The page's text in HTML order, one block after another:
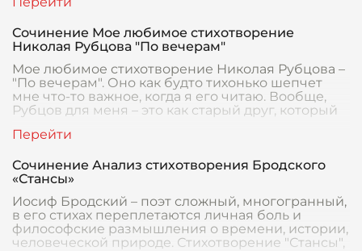
Сочинение Мое любимое стихотворение
Николая Рубцова "По вечерам"
Мое любимое стихотворение Николая Рубцова –
"По вечерам". Оно как будто тихонько шепчет
мне что-то важное, когда я его читаю. Вообще,
Рубцов для меня – это как старый друг, который
Сочинение Анализ стихотворения Бродского
«Стансы»
Иосиф Бродский – поэт сложный, многогранный,
в его стихах переплетаются личная боль и
философские размышления о времени, истории,
человеческой природе. Стихотворение "Стансы",